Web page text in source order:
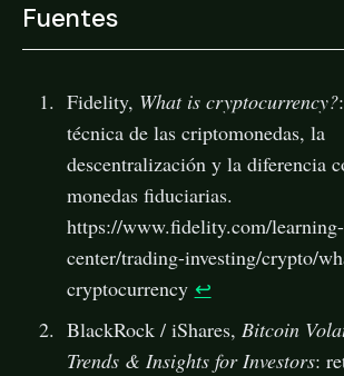
Fuentes
Fidelity, What is cryptocurrency?
técnica de las criptomonedas, la
descentralización y la diferencia
monedas fiduciarias.
https://www.fidelity.com/learning-
center/trading-investing/crypto/
cryptocurrency ↩
BlackRock / iShares, Bitcoin
Trends & Insights for Investors: